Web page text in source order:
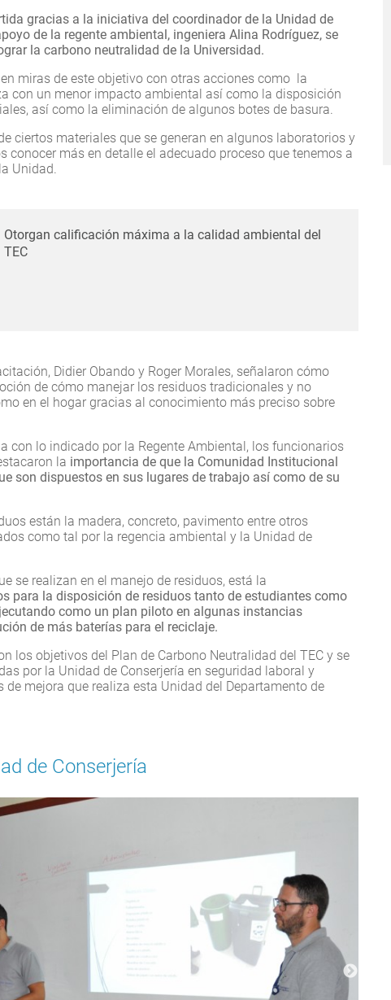
gracias a la iniciativa del coordinador de la Unidad de
de la regente ambiental, ingeniera Alina Rodríguez, se
la carbono neutralidad de la Universidad.
miras de este objetivo con otras acciones como la
con un menor impacto ambiental así como la disposición
así como la eliminación de algunos botes de basura.
ciertos materiales que se generan en algunos laboratorios y
conocer más en detalle el adecuado proceso que tenemos a
Unidad.
Otorgan calificación máxima a la calidad ambiental del
TEC
Didier Obando y Roger Morales, señalaron cómo
de cómo manejar los residuos tradicionales y no
en el hogar gracias al conocimiento más preciso sobre
con lo indicado por la Regente Ambiental, los funcionarios
la importancia de que la Comunidad Institucional
son dispuestos en sus lugares de trabajo así como de su
están la madera, concreto, pavimento entre otros
como tal por la regencia ambiental y la Unidad de
se realizan en el manejo de residuos, está la
para la disposición de residuos tanto de estudiantes como
como un plan piloto en algunas instancias
de más baterías para el reciclaje.
los objetivos del Plan de Carbono Neutralidad del TEC y se
por la Unidad de Conserjería en seguridad laboral y
de mejora que realiza esta Unidad del Departamento de
de Conserjería